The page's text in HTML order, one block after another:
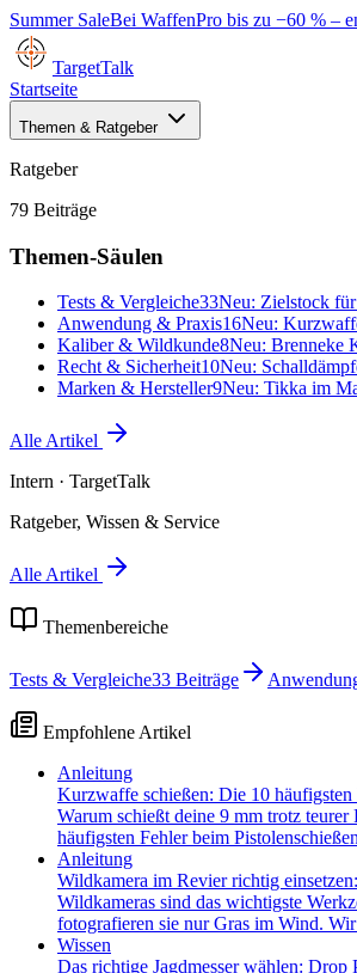
Summer SaleBei WaffenPro bis zu −60 % –
TargetTalk
Startseite
Themen & Ratgeber
Ratgeber
79 Beiträge
Themen-Säulen
Tests & Vergleiche33Neu: Zielstock
Anwendung & Praxis16Neu:
Kaliber & Wildkunde8Neu: Brenneke
Recht & Sicherheit10Neu:
Marken & Hersteller9Neu: Tikka im
Alle Artikel
Intern · TargetTalk
Ratgeber, Wissen & Service
Alle Artikel
Themenbereiche
Tests & Vergleiche33 Beiträge
Empfohlene Artikel
Anleitung
Kurzwaffe schießen: Die 10
Warum schießt deine 9 mm trotz
häufigsten Fehler beim
Anleitung
Wildkamera im Revier richtig
Wildkameras sind das wichtigste
fotografieren sie nur Gras im Wind.
Wissen
Das richtige Jagdmesser wählen: